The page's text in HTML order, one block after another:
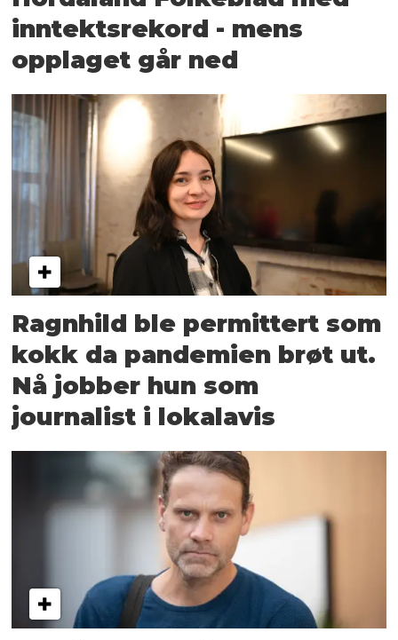
inntektsrekord - mens
opplaget går ned
Ragnhild ble permittert som
kokk da pandemien brøt ut.
Nå jobber hun som
journalist i lokalavis